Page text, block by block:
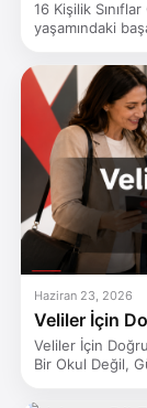
16 Kişilik
yaşamındaki
Haziran 23, 2026
Veliler İçin
Veliler İçin
Bir Okul Değil,